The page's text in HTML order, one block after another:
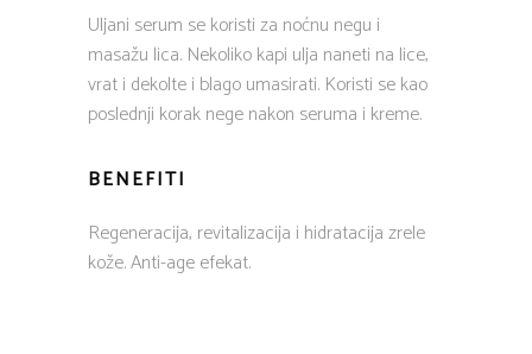
Uljani serum se koristi za noćnu negu i
masažu lica. Nekoliko kapi ulja naneti na lice,
vrat i dekolte i blago umasirati. Koristi se kao
poslednji korak nege nakon seruma i kreme.
BENEFITI
Regeneracija, revitalizacija i hidratacija zrele
kože. Anti-age efekat.